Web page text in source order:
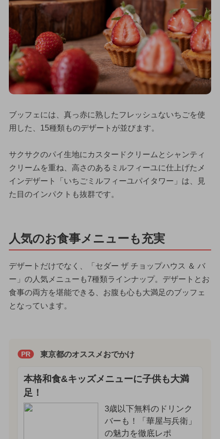
ブッフェには、真っ赤に熟したフレッシュないちごを使
用した、15種類ものデザートが並びます。
サクサクのパイ生地にカスタードクリームとシャンティ
クリームを重ね、高さのあるミルフィーユに仕上げたメ
インデザート「いちごミルフィーユパイタワー」は、見
た目のインパクトも抜群です。
人気のお食事メニューも充実
デザートだけでなく、「セダー ザ チョップハウス ＆ バ
ー」の人気メニューも7種類ラインナップ。デザートとお
食事の両方を堪能できる、お腹も心も大満足のブッフェ
となっています。
PR 東京都のオススメおでかけ
本格和食&キッズメニューに子供も大満
足！
3歳以下無料のドリンク
バーも！「華屋与兵衛」
の魅力を徹底レポ